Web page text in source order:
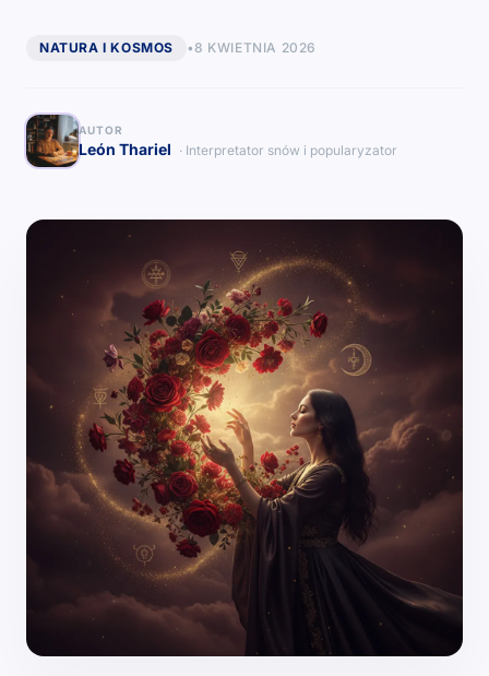
NATURA I KOSMOS •8 KWIETNIA 2026
AUTOR
León Thariel · Interpretator snów i popularyzator